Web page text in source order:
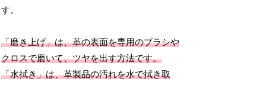
す。
「磨き上げ」は、革の表面を専用のブラシや
クロスで磨いて、ツヤを出す方法です。
「水拭き」は、革製品の汚れを水で拭き取